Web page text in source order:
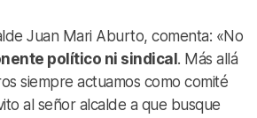
Juan Mari Aburto, comenta: «No
político ni sindical. Más allá
siempre actuamos como comité
al señor alcalde a que busque